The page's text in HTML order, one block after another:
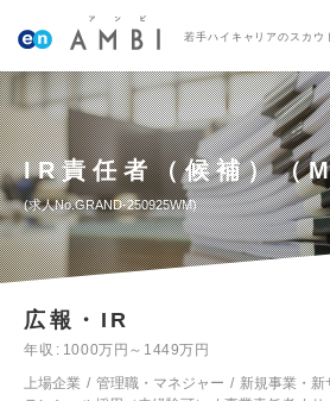
若手ハイキャリアのスカウ
IR責任者（候補）（
求人No.GRAND-250925WM
広報・IR
年収
1000万円～1449万円
上場企業
管理職・マネジャー 新規事業・新